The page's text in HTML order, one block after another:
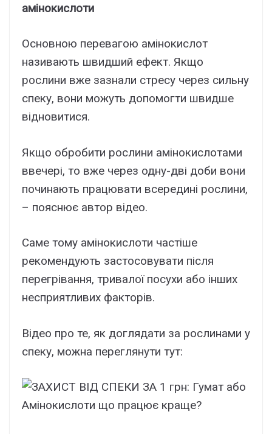
амінокислоти
Основною перевагою амінокислот
називають швидший ефект. Якщо
рослини вже зазнали стресу через сильну
спеку, вони можуть допомогти швидше
відновитися.
Якщо обробити рослини амінокислотами
ввечері, то вже через одну-дві доби вони
починають працювати всередині рослини,
– пояснює автор відео.
Саме тому амінокислоти частіше
рекомендують застосовувати після
перегрівання, тривалої посухи або інших
несприятливих факторів.
Відео про те, як доглядати за рослинами у
спеку, можна переглянути тут: